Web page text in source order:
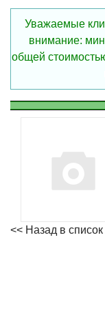
Уважаемые
внимание:
общей
<< Назад в список